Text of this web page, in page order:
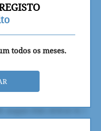
todos os meses.